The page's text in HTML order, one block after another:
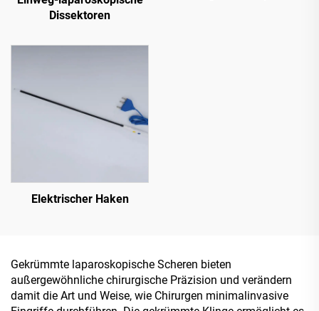
Dissektoren
Elektrischer Haken
Gekrümmte laparoskopische Scheren bieten
außergewöhnliche chirurgische Präzision und verändern
damit die Art und Weise, wie Chirurgen minimalinvasive